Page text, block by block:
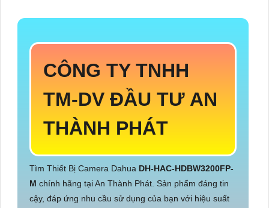
CÔNG TY TNHH
TM-DV ĐẦU TƯ AN
THÀNH PHÁT
Tìm Thiết Bị Camera Dahua DH-HAC-HDBW3200FP-
M chính hãng tại An Thành Phát. Sản phẩm đáng tin
cậy, đáp ứng nhu cầu sử dụng của bạn với hiệu suất